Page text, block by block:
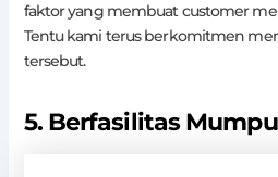
faktor yang membuat customer
Tentu kami terus berkomitmen
tersebut.
5. Berfasilitas